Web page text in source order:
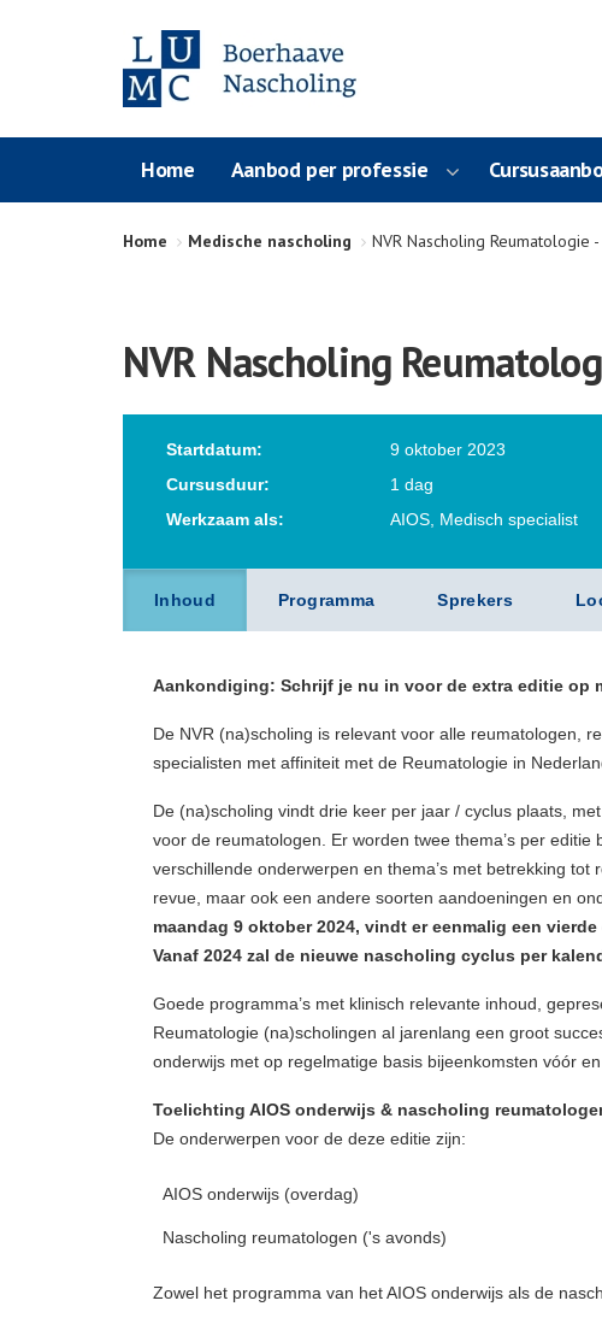
Home Aanbod per professie
Home Medische nascholing NVR Nascholing Reumatologie
NVR Nascholing
Startdatum:
9 oktober 2023
Cursusduur:
1 dag
Werkzaam als:
AIOS, Medisch specialist
Inhoud Programma Sprekers
Aankondiging: Schrijf je nu in voor de extra editie op
De NVR (na)scholing is relevant voor alle reumatologen,
specialisten met affiniteit met de Reumatologie in
De (na)scholing vindt drie keer per jaar / cyclus plaats,
voor de reumatologen. Er worden twee thema’s per
verschillende onderwerpen en thema’s met betrekking
revue, maar ook een andere soorten aandoeningen en
maandag 9 oktober 2024, vindt er eenmalig een
Vanaf 2024 zal de nieuwe nascholing cyclus per
Goede programma’s met klinisch relevante inhoud,
Reumatologie (na)scholingen al jarenlang een groot
onderwijs met op regelmatige basis bijeenkomsten vóór
Toelichting AIOS onderwijs & nascholing
De onderwerpen voor de deze editie zijn:
AIOS onderwijs (overdag)
Nascholing reumatologen ('s avonds)
Zowel het programma van het AIOS onderwijs als de